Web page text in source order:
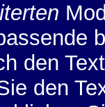
den
den